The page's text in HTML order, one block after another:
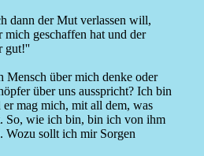
dann der Mut verlassen will,
mich geschaffen hat und der
gut!''
Mensch über mich denke oder
über uns ausspricht? Ich bin
mag mich, mit all dem, was
So, wie ich bin, bin ich von ihm
Wozu sollt ich mir Sorgen